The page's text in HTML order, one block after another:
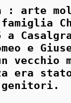
: arte
a
e
vecchio
era